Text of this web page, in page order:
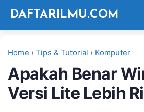
Langsung
DAFTARILMU.COM
Home › Tips & Tutorial › Komputer
Apakah Benar
Versi Lite Lebih